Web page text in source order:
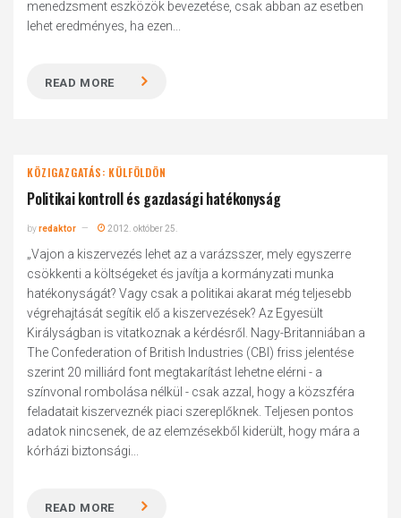
menedzsment eszközök bevezetése, csak abban az esetben
lehet eredményes, ha ezen...
READ MORE
KÖZIGAZGATÁS: KÜLFÖLDÖN
Politikai kontroll és gazdasági hatékonyság
byredaktor 2012. október 25.
„Vajon a kiszervezés lehet az a varázsszer, mely egyszerre
csökkenti a költségeket és javítja a kormányzati munka
hatékonyságát? Vagy csak a politikai akarat még teljesebb
végrehajtását segítik elő a kiszervezések? Az Egyesült
Királyságban is vitatkoznak a kérdésről. Nagy-Britanniában a
The Confederation of British Industries (CBI) friss jelentése
szerint 20 milliárd font megtakarítást lehetne elérni - a
színvonal rombolása nélkül - csak azzal, hogy a közszféra
feladatait kiszerveznék piaci szereplőknek. Teljesen pontos
adatok nincsenek, de az elemzésekből kiderült, hogy mára a
kórházi biztonsági...
READ MORE